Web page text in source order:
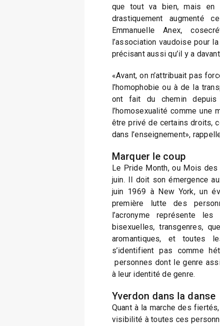
que tout va bien, mais
drastiquement augmenté
Emmanuelle Anex,
l’association vaudoise pour
précisant aussi qu’il y a
«Avant, on n’attribuait pas
l’homophobie ou à de la
ont fait du chemin depuis
l’homosexualité comme une
être privé de certains droits,
dans l’enseignement»,
Marquer le coup
Le Pride Month, ou Mois
juin. Il doit son émergence
juin 1969 à New York, un
première lutte des
l’acronyme représente
bisexuelles, transgenres,
aromantiques, et toutes
s’identifient pas comme
personnes dont le genre
à leur identité de genre.
Yverdon dans la danse
Quant à la marche des
visibilité à toutes ces